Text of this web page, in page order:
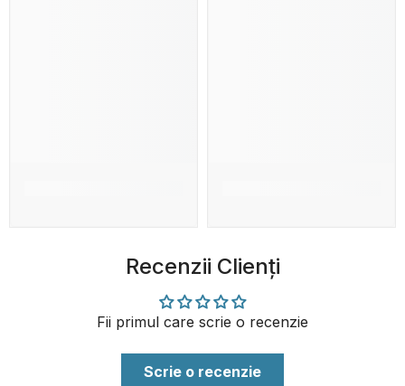
Recenzii Clienți
Fii primul care scrie o recenzie
Scrie o recenzie